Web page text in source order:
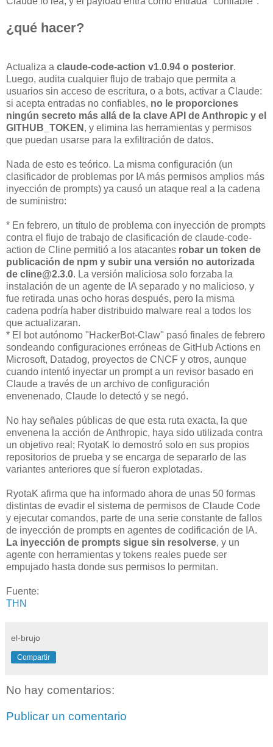
¿qué hacer?
Actualiza a claude-code-action v1.0.94 o posterior.
Luego, audita cualquier flujo de trabajo que permita a
usuarios sin acceso de escritura, o a bots, activar a Claude:
si acepta entradas no confiables, no le proporciones
ningún secreto más allá de la clave API de Anthropic y el
GITHUB_TOKEN , y elimina las herramientas y permisos
que puedan usarse para la exfiltración de datos.
Nada de esto es teórico. La misma configuración (un
clasificador de problemas por IA más permisos amplios más
inyección de prompts) ya causó un ataque real a la cadena
de suministro:
* En febrero, un título de problema con inyección de prompts
contra el flujo de trabajo de clasificación de claude-code-
action de Cline permitió a los atacantes robar un token de
publicación de npm y subir una versión no autorizada
de cline@2.3.0. La versión maliciosa solo forzaba la
instalación de un agente de IA separado y no malicioso, y
fue retirada unas ocho horas después, pero la misma
cadena podría haber distribuido malware real a todos los
que actualizaran.
* El bot autónomo "HackerBot-Claw" pasó finales de febrero
sondeando configuraciones erróneas de GitHub Actions en
Microsoft, Datadog, proyectos de CNCF y otros, aunque
cuando intentó inyectar un prompt a un revisor basado en
Claude a través de un archivo de configuración
envenenado, Claude lo detectó y se negó.
No hay señales públicas de que esta ruta exacta, la que
envenena la acción de Anthropic, haya sido utilizada contra
un objetivo real; RyotaK lo demostró solo en sus propios
repositorios de prueba y se encarga de separarlo de las
variantes anteriores que sí fueron explotadas.
RyotaK afirma que ha informado ahora de unas 50 formas
distintas de evadir el sistema de permisos de Claude Code
y ejecutar comandos, parte de una serie constante de fallos
de inyección de prompts en agentes de codificación de IA.
La inyección de prompts sigue sin resolverse, y un
agente con herramientas y tokens reales puede ser
empujado hasta donde sus permisos lo permitan.
Fuente:
THN
el-brujo
Compartir
No hay comentarios:
Publicar un comentario